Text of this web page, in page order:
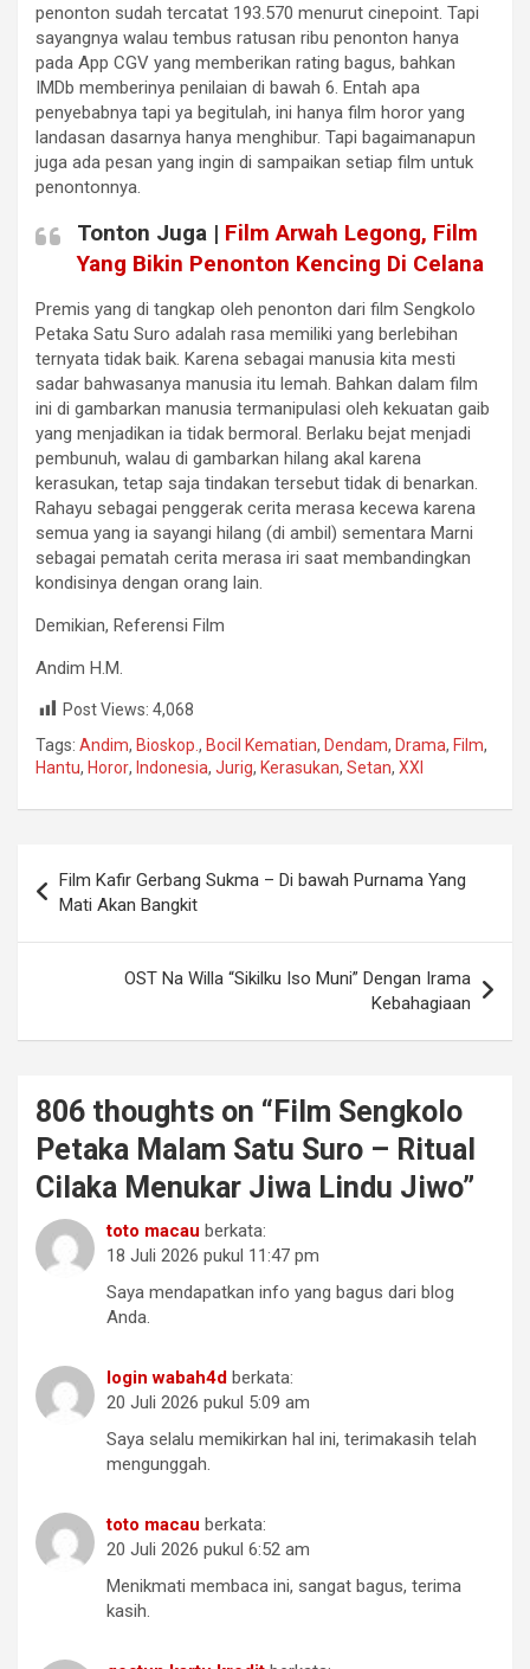
penonton sudah tercatat 193.570 menurut cinepoint. Tapi
sayangnya walau tembus ratusan ribu penonton hanya
pada App CGV yang memberikan rating bagus, bahkan
IMDb memberinya penilaian di bawah 6. Entah apa
penyebabnya tapi ya begitulah, ini hanya film horor yang
landasan dasarnya hanya menghibur. Tapi bagaimanapun
juga ada pesan yang ingin di sampaikan setiap film untuk
penontonnya.
Tonton Juga | Film Arwah Legong, Film
Yang Bikin Penonton Kencing Di Celana
Premis yang di tangkap oleh penonton dari film Sengkolo
Petaka Satu Suro adalah rasa memiliki yang berlebihan
ternyata tidak baik. Karena sebagai manusia kita mesti
sadar bahwasanya manusia itu lemah. Bahkan dalam film
ini di gambarkan manusia termanipulasi oleh kekuatan gaib
yang menjadikan ia tidak bermoral. Berlaku bejat menjadi
pembunuh, walau di gambarkan hilang akal karena
kerasukan, tetap saja tindakan tersebut tidak di benarkan.
Rahayu sebagai penggerak cerita merasa kecewa karena
semua yang ia sayangi hilang (di ambil) sementara Marni
sebagai pematah cerita merasa iri saat membandingkan
kondisinya dengan orang lain.
Demikian, Referensi Film
Andim H.M.
Post Views: 4,068
Tags: Andim, Bioskop. , Bocil Kematian, Dendam, Drama, Film,
Hantu, Horor, Indonesia, Jurig, Kerasukan, Setan, XXI
pos
Film Kafir Gerbang Sukma – Di bawah Purnama Yang
Mati Akan Bangkit
OST Na Willa “Sikilku Iso Muni” Dengan Irama
Kebahagiaan
806 thoughts on “ Film Sengkolo
Petaka Malam Satu Suro – Ritual
Cilaka Menukar Jiwa Lindu Jiwo”
toto macau berkata:
18 Juli 2026 pukul 11:47 pm
Saya mendapatkan info yang bagus dari blog
Anda.
login wabah4d berkata:
20 Juli 2026 pukul 5:09 am
Saya selalu memikirkan hal ini, terimakasih telah
mengunggah.
toto macau berkata:
20 Juli 2026 pukul 6:52 am
Menikmati membaca ini, sangat bagus, terima
kasih.